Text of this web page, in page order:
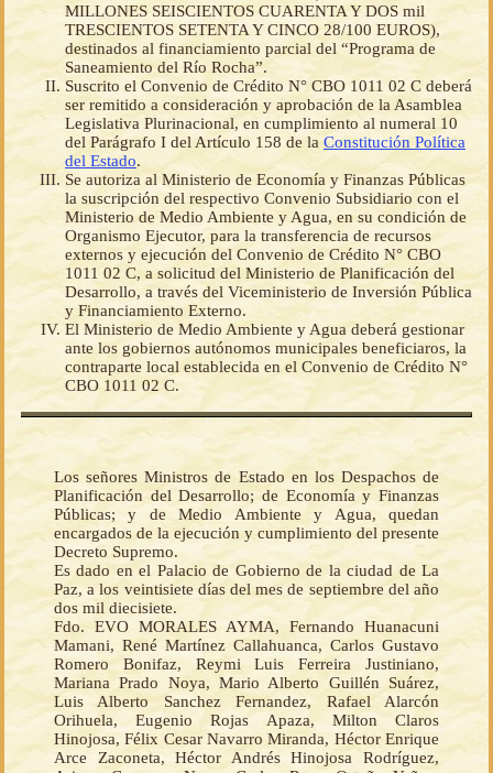
MILLONES SEISCIENTOS CUARENTA Y DOS mil
TRESCIENTOS SETENTA Y CINCO 28/100 EUROS),
destinados al financiamiento parcial del “Programa de
Saneamiento del Río Rocha”.
Suscrito el Convenio de Crédito N° CBO 1011 02 C deberá
ser remitido a consideración y aprobación de la Asamblea
Legislativa Plurinacional, en cumplimiento al numeral 10
del Parágrafo I del Artículo 158 de laConstitución Política
del Estado.
Se autoriza al Ministerio de Economía y Finanzas Públicas
la suscripción del respectivo Convenio Subsidiario con el
Ministerio de Medio Ambiente y Agua, en su condición de
Organismo Ejecutor, para la transferencia de recursos
externos y ejecución del Convenio de Crédito N° CBO
1011 02 C, a solicitud del Ministerio de Planificación del
Desarrollo, a través del Viceministerio de Inversión Pública
y Financiamiento Externo.
El Ministerio de Medio Ambiente y Agua deberá gestionar
ante los gobiernos autónomos municipales beneficiaros, la
contraparte local establecida en el Convenio de Crédito N°
CBO 1011 02 C.
Los señores Ministros de Estado en los Despachos de
Planificación del Desarrollo; de Economía y Finanzas
Públicas; y de Medio Ambiente y Agua, quedan
encargados de la ejecución y cumplimiento del presente
Decreto Supremo.
Es dado en el Palacio de Gobierno de la ciudad de La
Paz, a los veintisiete días del mes de septiembre del año
dos mil diecisiete.
Fdo. EVO MORALES AYMA, Fernando Huanacuni
Mamani, René Martínez Callahuanca, Carlos Gustavo
Romero Bonifaz, Reymi Luis Ferreira Justiniano,
Mariana Prado Noya, Mario Alberto Guillén Suárez,
Luis Alberto Sanchez Fernandez, Rafael Alarcón
Orihuela, Eugenio Rojas Apaza, Milton Claros
Hinojosa, Félix Cesar Navarro Miranda, Héctor Enrique
Arce Zaconeta, Héctor Andrés Hinojosa Rodríguez,